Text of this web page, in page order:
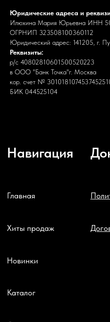
Юридические адреса и
Илюхина Мария Юрьевна ИНН
ОГРНИП 323508100360112
Юридический адрес: 141205, г.
Реквизиты:
р/с 40802810601500520223
в ООО "Банк Точка"г. Москва
кор. счет №
БИК 044525104